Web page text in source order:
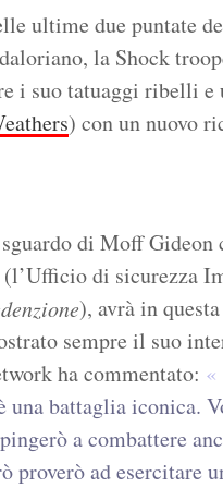
ultime due puntate
la Shock
i suo tatuaggi ribelli e
) con un nuovo
di Moff Gideon
di sicurezza
), avrà in
sempre il suo
ha commentato:
una battaglia iconica.
a combattere
proverò ad esercitare